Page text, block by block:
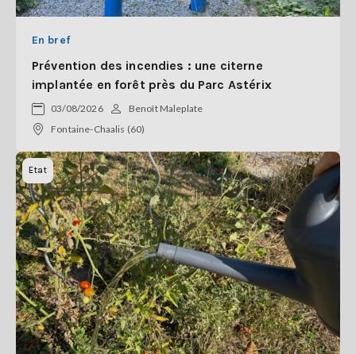
En bref
Prévention des incendies : une citerne
implantée en forêt près du Parc Astérix
03/08/2026
Benoît Maleplate
Fontaine-Chaalis (60)
Etat